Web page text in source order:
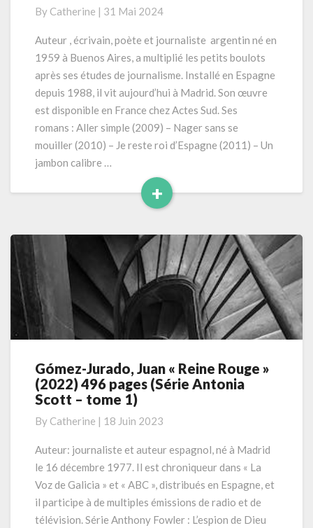
méritent
de
»
(2024)
384
pages
(Série
Dalia
Fierro
et
tome1)
By Catherine | 31 Mai 2024
Auteur , écrivain, poète et journaliste argentin né en
1959 à Buenos Aires, a multiplié les petits boulots
après ses études de journalisme. Installé en Espagne
depuis 1988, il vit aujourd’hui à Madrid. Son œuvre
est disponible en France chez Actes Sud. Ses
romans : Aller simple (2009) – Nager sans se
mouiller (2010) – Je reste roi d’Espagne (2011) – Un
jambon calibre …
+
Read
Gómez-
Jurado,
Juan
Rouge »
(2022)
pages
(Série
Antonia
Scott
Gómez-Jurado, Juan « Reine Rouge »
(2022) 496 pages (Série Antonia
Scott – tome 1)
By Catherine | 18 Juin 2023
Auteur: journaliste et auteur espagnol, né à Madrid
le 16 décembre 1977. Il est chroniqueur dans « La
Voz de Galicia » et « ABC », distribués en Espagne, et
il participe à de multiples émissions de radio et de
télévision. Série Anthony Fowler : L’espion de Dieu